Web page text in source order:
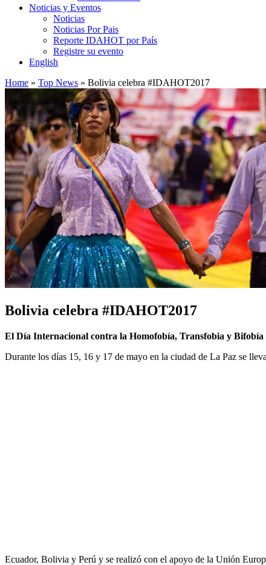
Noticias y Eventos
Noticias
Noticias Por Pais
Reporte IDAHOT por País
Registre su evento
English
Home » Top News » Bolivia celebra #IDAHOT2017
Bolivia celebra #IDAHOT2017
El Día Internacional contra la Homofobía, Transfobia y Bifobía
Durante los días 15, 16 y 17 de mayo en la ciudad de La Paz se
Ecuador, Bolivia y Perú y se realizó con el apoyo de la Unión